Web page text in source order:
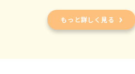
もっと詳しく見る